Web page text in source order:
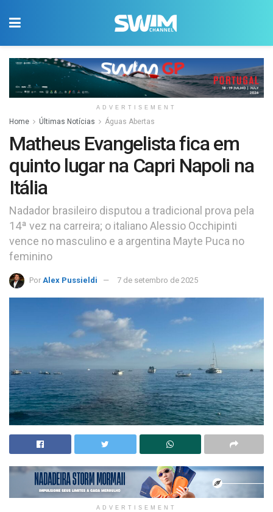
ADVERTISEMENT
Home Últimas Notícias Águas Abertas
Matheus Evangelista fica em
quinto lugar na Capri Napoli na
Itália
Nadador brasileiro disputou a tradicional prova pela
14ª vez na carreira; o italiano Alessio Occhipinti
vence no masculino e a argentina Mayte Puca no
feminino
Por Alex Pussieldi 7 de setembro de 2025
ADVERTISEMENT